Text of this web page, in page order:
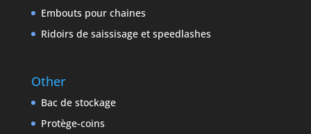
Embouts pour chaines
Ridoirs de saissisage et speedlashes
Other
Bac de stockage
Protège-coins